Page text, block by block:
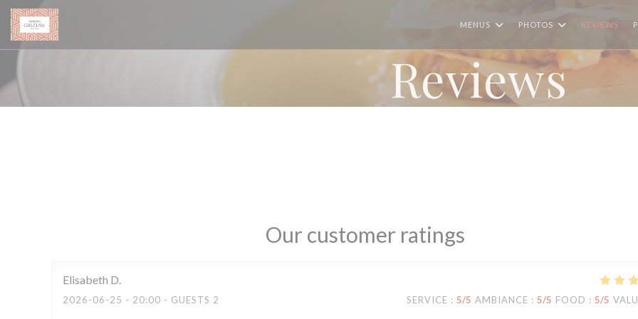
Personalizing your cookie choices
MENUS PHOTOS REVIEWS
Reviews
Our customer ratings
Elisabeth D
2026-06-25 - 20:00 - GUESTS 2 SERVICE : 5/5 AMBIANCE : 5/5 FOOD : 5/5